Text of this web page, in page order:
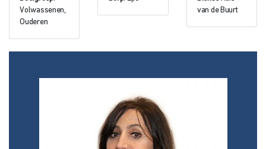
Volwassenen,
Ouderen
van de Buurt